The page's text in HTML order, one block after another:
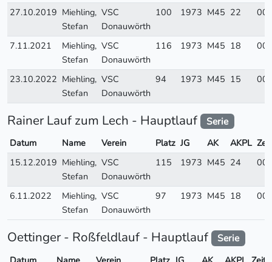
27.10.2019 Miehling,
Stefan
VSC
Donauwörth
100 1973 M45 22
7.11.2021
Miehling,
Stefan
VSC
Donauwörth
116 1973 M45 18
23.10.2022 Miehling,
Stefan
VSC
Donauwörth
94 1973 M45 15
Rainer Lauf zum Lech - Hauptlauf Serie
Datum Name Verein Platz JG AK AKPL Zeit
15.12.2019 Miehling,
Stefan
VSC
Donauwörth
115 1973 M45 24
6.11.2022
Miehling,
Stefan
VSC
Donauwörth
97 1973 M45 18
Oettinger - Roßfeldlauf - Hauptlauf Serie